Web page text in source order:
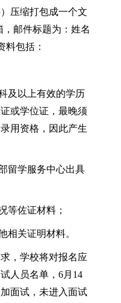
压缩打包成一个文
，邮件标题为：姓名
料包括：
及以上有效的学历
或学位证，最晚须
用资格，因此产生
留学服务中心出具
等佐证材料；
相关证明材料。
，学校将对报名应
人员名单，6月14
面试，未进入面试